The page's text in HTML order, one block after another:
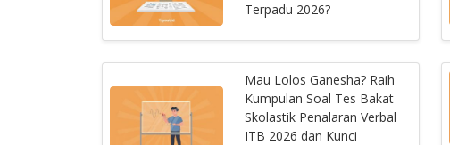
Terpadu 2026?
Mau Lolos Ganesha? Raih
Kumpulan Soal Tes Bakat
Skolastik Penalaran Verbal
ITB 2026 dan Kunci